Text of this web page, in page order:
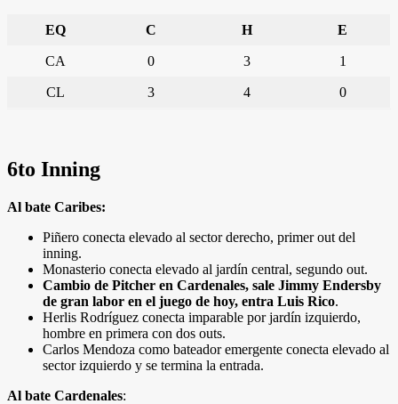
EQ C H E
CA 0 3 1
CL 3 4 0
6to Inning
Al bate Caribes:
Piñero conecta elevado al sector derecho, primer out del
inning.
Monasterio conecta elevado al jardín central, segundo out.
Cambio de Pitcher en Cardenales, sale Jimmy Endersby
de gran labor en el juego de hoy, entra Luis Rico.
Herlis Rodríguez conecta imparable por jardín izquierdo,
hombre en primera con dos outs.
Carlos Mendoza como bateador emergente conecta elevado al
sector izquierdo y se termina la entrada.
Al bate Cardenales: